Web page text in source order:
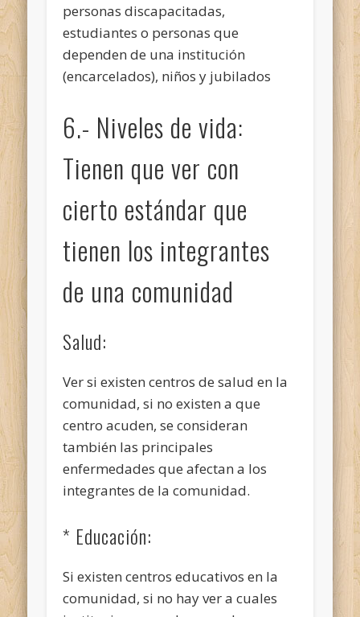
personas discapacitadas,
estudiantes o personas que
dependen de una institución
(encarcelados), niños y jubilados
6.- Niveles de vida:
Tienen que ver con
cierto estándar que
tienen los integrantes
de una comunidad
Salud:
Ver si existen centros de salud en la
comunidad, si no existen a que
centro acuden, se consideran
también las principales
enfermedades que afectan a los
integrantes de la comunidad.
* Educación:
Si existen centros educativos en la
comunidad, si no hay ver a cuales